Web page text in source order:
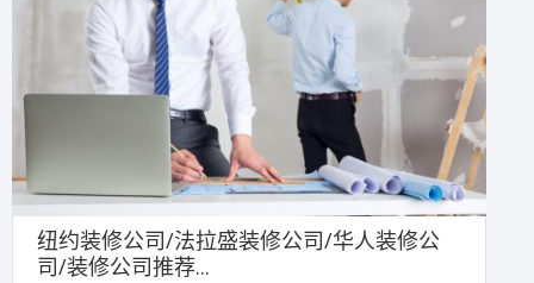
纽约装修公司/法拉盛装修公司/华人装修公
司/装修公司推荐...